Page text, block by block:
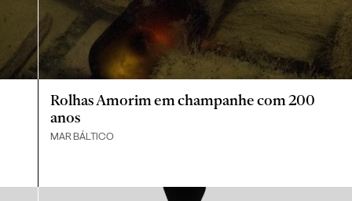
Rolhas Amorim em champanhe com 200
anos
MAR BÁLTICO